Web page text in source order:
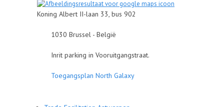
Koning Albert II-laan 33, bus 902
1030 Brussel - België
Inrit parking in Vooruitgangstraat.
Toegangsplan North Galaxy